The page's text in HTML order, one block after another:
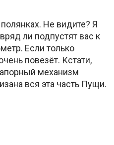
Не видите? Я
ли подпустят вас к
Если только
повезёт. Кстати,
механизм
вся эта часть Пущи.